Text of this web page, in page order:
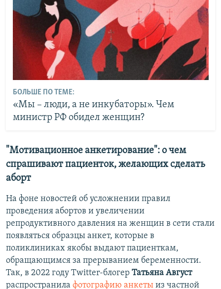
БОЛЬШЕ ПО ТЕМЕ:
«Мы – люди, а не инкубаторы». Чем
министр РФ обидел женщин?
"Мотивационное анкетирование": о чем
спрашивают пациенток, желающих сделать
аборт
На фоне новостей об усложнении правил
проведения абортов и увеличении
репродуктивного давления на женщин в сети стали
появляться образцы анкет, которые в
поликлиниках якобы выдают пациенткам,
обращающимся за прерыванием беременности.
Так, в 2022 году Twitter-блогер Татьяна Август
распространила фотографию анкеты из частной